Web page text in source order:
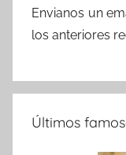
Envianos un
los anteriores
Últimos